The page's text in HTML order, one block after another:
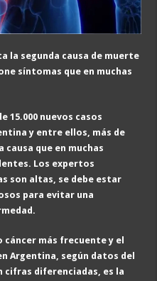
la segunda causa de muerte
síntomas que en muchas
15.000 nuevos casos
y entre ellos, más de
causa que en muchas
Los expertos
son altas, se debe estar
para evitar una
cáncer más frecuente y el
Argentina, según datos del
cifras diferenciadas, es la